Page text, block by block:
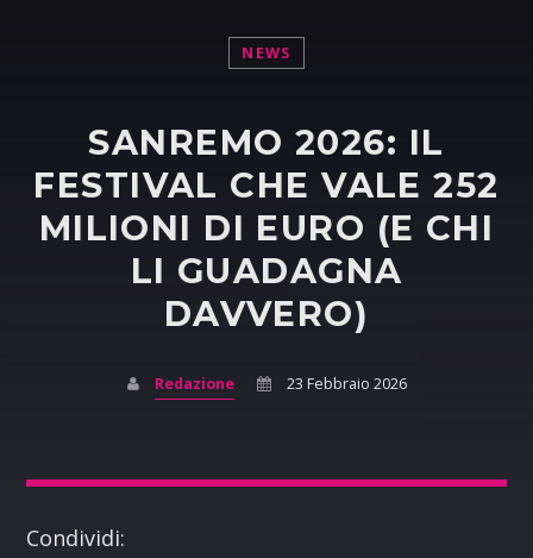
NEWS
SANREMO 2026: IL
FESTIVAL CHE VALE 252
MILIONI DI EURO (E CHI
LI GUADAGNA
DAVVERO)
Redazione 23 Febbraio 2026
Condividi: